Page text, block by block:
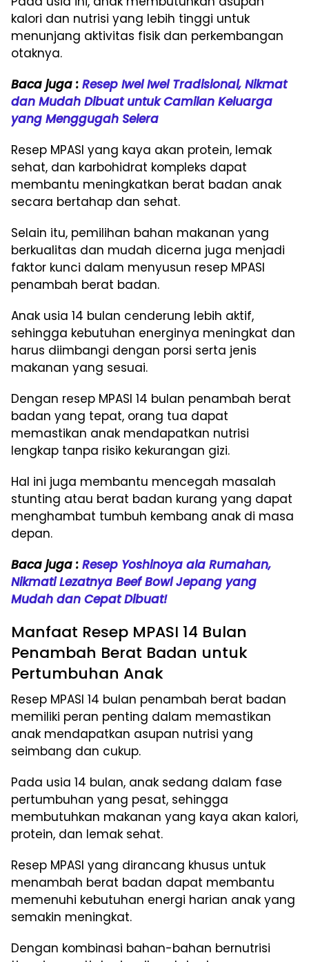
kalori dan nutrisi yang lebih tinggi untuk
menunjang aktivitas fisik dan perkembangan
otaknya.
Baca juga : Resep Iwel Iwel Tradisional, Nikmat
dan Mudah Dibuat untuk Camilan Keluarga
yang Menggugah Selera
Resep MPASI yang kaya akan protein, lemak
sehat, dan karbohidrat kompleks dapat
membantu meningkatkan berat badan anak
secara bertahap dan sehat.
Selain itu, pemilihan bahan makanan yang
berkualitas dan mudah dicerna juga menjadi
faktor kunci dalam menyusun resep MPASI
penambah berat badan.
Anak usia 14 bulan cenderung lebih aktif,
sehingga kebutuhan energinya meningkat dan
harus diimbangi dengan porsi serta jenis
makanan yang sesuai.
Dengan resep MPASI 14 bulan penambah berat
badan yang tepat, orang tua dapat
memastikan anak mendapatkan nutrisi
lengkap tanpa risiko kekurangan gizi.
Hal ini juga membantu mencegah masalah
stunting atau berat badan kurang yang dapat
menghambat tumbuh kembang anak di masa
depan.
Baca juga : Resep Yoshinoya ala Rumahan,
Nikmati Lezatnya Beef Bowl Jepang yang
Mudah dan Cepat Dibuat!
Manfaat Resep MPASI 14 Bulan
Penambah Berat Badan untuk
Pertumbuhan Anak
Resep MPASI 14 bulan penambah berat badan
memiliki peran penting dalam memastikan
anak mendapatkan asupan nutrisi yang
seimbang dan cukup.
Pada usia 14 bulan, anak sedang dalam fase
pertumbuhan yang pesat, sehingga
membutuhkan makanan yang kaya akan kalori,
protein, dan lemak sehat.
Resep MPASI yang dirancang khusus untuk
menambah berat badan dapat membantu
memenuhi kebutuhan energi harian anak yang
semakin meningkat.
Dengan kombinasi bahan-bahan bernutrisi